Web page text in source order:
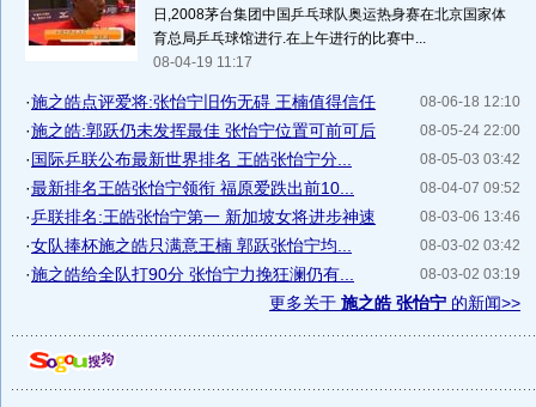
日,2008茅台集团中国乒乓球队奥运热身赛在北京国家体
育总局乒乓球馆进行.在上午进行的比赛中...
08-04-19 11:17
08-06-18 12:10
·施之皓点评爱将:张怡宁旧伤无碍 王楠值得信任
08-05-24 22:00
·施之皓:郭跃仍未发挥最佳 张怡宁位置可前可后
08-05-03 03:42
·国际乒联公布最新世界排名 王皓张怡宁分...
08-04-07 09:52
·最新排名王皓张怡宁领衔 福原爱跌出前10...
08-03-06 13:46
·乒联排名:王皓张怡宁第一 新加坡女将进步神速
08-03-02 03:42
·女队捧杯施之皓只满意王楠 郭跃张怡宁均...
08-03-02 03:19
·施之皓给全队打90分 张怡宁力挽狂澜仍有...
更多关于 施之皓 张怡宁 的新闻>>